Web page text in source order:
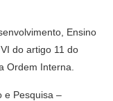
Ensino
do artigo 11 do
Ordem Interna.
e Pesquisa –